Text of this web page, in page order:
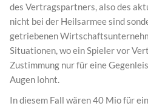
des Vertragspartners, also des
nicht bei der Heilsarmee sind
getriebenen
Situationen, wo ein Spieler vor
Zustimmung nur für eine
Augen lohnt.
In diesem Fall wären 40 Mio für